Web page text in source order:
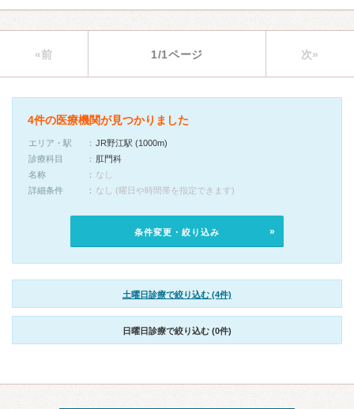
«前 1/1ページ 次»
4件の医療機関が見つかりました
エリア・駅
JR野江駅 (1000m)
診療科目
肛門科
名称
なし
詳細条件
なし (曜日や時間帯を指定できます)
条件変更・絞り込み
土曜日診療で絞り込む (4件)
日曜日診療で絞り込む (0件)